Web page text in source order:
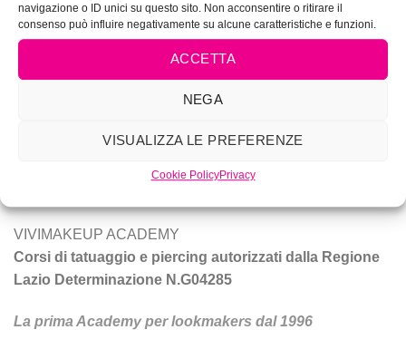
navigazione o ID unici su questo sito. Non acconsentire o ritirare il
consenso può influire negativamente su alcune caratteristiche e funzioni.
ACCETTA
NEGA
VISUALIZZA LE PREFERENZE
Cookie PolicyPrivacy
piercing a Roma.
Tecniche e prodotti per ottenere un trucco da star.
VIVIMAKEUP ACADEMY
Corsi di tatuaggio e piercing autorizzati dalla Regione
Lazio Determinazione N.G04285
La prima Academy per lookmakers dal 1996